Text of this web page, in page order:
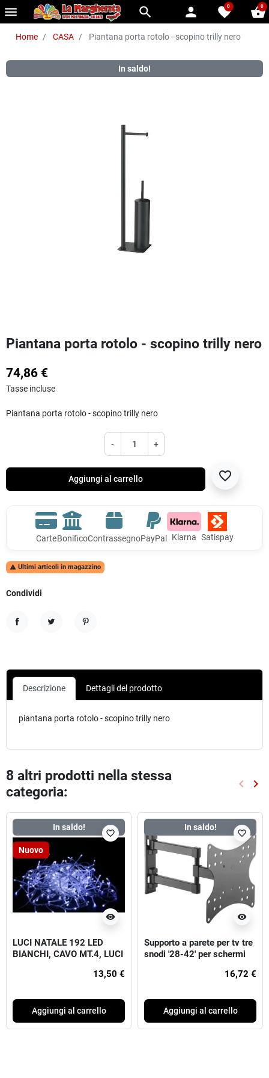
menu search person favorite
0 shopping_basket
0
Home CASA Piantana porta rotolo - scopino trilly nero
In saldo!
Piantana porta rotolo - scopino trilly nero
74,86 €
Tasse incluse
Piantana porta rotolo - scopino trilly nero
- +
Aggiungi al carrello favorite_border
CarteBonificoContrassegnoPayPal Klarna Satispay
 Ultimi articoli in magazzino
Condividi
Descrizione Dettagli del prodotto
piantana porta rotolo - scopino trilly nero
8 altri prodotti nella stessa
categoria:
keyboard_arrow_left keyboard_arrow_right
In saldo!
Nuovo
visibility
favorite_border
LUCI NATALE 192 LED
BIANCHI, CAVO MT.4, LUCI
13,50 €
Aggiungi al carrello
In saldo!
visibility
favorite_border
Supporto a parete per tv tre
snodi '28-42' per schermi
16,72 €
Aggiungi al carrello